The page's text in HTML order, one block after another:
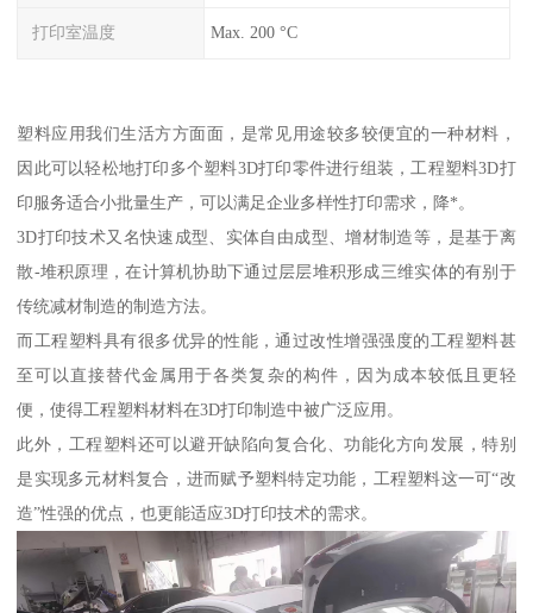
打印室温度 Max. 200 °C
塑料应用我们生活方方面面，是常见用途较多较便宜的一种材料，
因此可以轻松地打印多个塑料3D打印零件进行组装，工程塑料3D打
印服务适合小批量生产，可以满足企业多样性打印需求，降*。
3D打印技术又名快速成型、实体自由成型、增材制造等，是基于离
散-堆积原理，在计算机协助下通过层层堆积形成三维实体的有别于
传统减材制造的制造方法。
而工程塑料具有很多优异的性能，通过改性增强强度的工程塑料甚
至可以直接替代金属用于各类复杂的构件，因为成本较低且更轻
便，使得工程塑料材料在3D打印制造中被广泛应用。
此外，工程塑料还可以避开缺陷向复合化、功能化方向发展，特别
是实现多元材料复合，进而赋予塑料特定功能，工程塑料这一可“改
造”性强的优点，也更能适应3D打印技术的需求。